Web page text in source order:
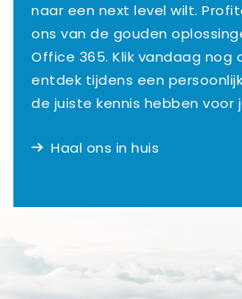
naar een next level wilt.
ons van de gouden
Office 365. Klik vandaag nog
entdek tijdens een
de juiste kennis hebben voor
Haal ons in huis